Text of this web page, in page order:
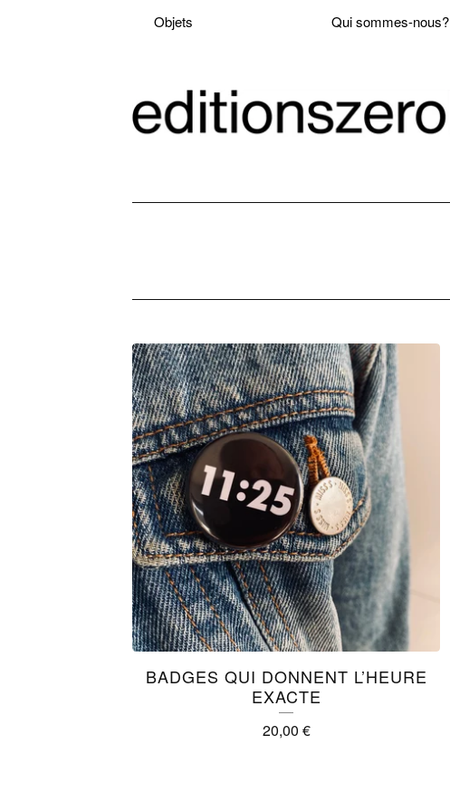
Objets Qui sommes-nous?
OBJETS
BADGES QUI DONNENT L’HEURE
EXACTE
20,00 €